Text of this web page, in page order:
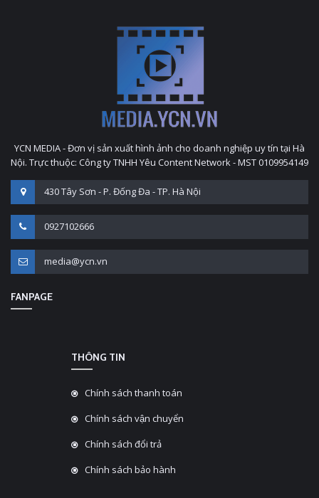
YCN MEDIA - Đơn vị sản xuất hình ảnh cho doanh nghiệp uy tín tại Hà
Nội. Trực thuộc: Công ty TNHH Yêu Content Network - MST 0109954149
430 Tây Sơn - P. Đống Đa - TP. Hà Nội
0927102666
media@ycn.vn
FANPAGE
THÔNG TIN
Chính sách thanh toán
Chính sách vận chuyển
Chính sách đổi trả
Chính sách bảo hành